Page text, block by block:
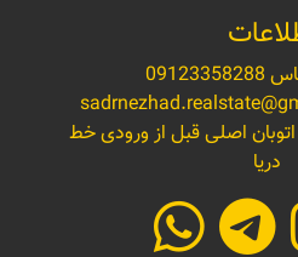
09123358288
اتوبان اصلی قبل از ورودی خط
دریا